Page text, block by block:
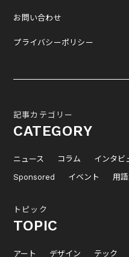
お問い合わせ
プライバシーポリシー
記事カテゴリー
CATEGORY
ニュース コラム インタビ
Sponsored
イベント 用
トピック
TOPIC
アート デザイン テック